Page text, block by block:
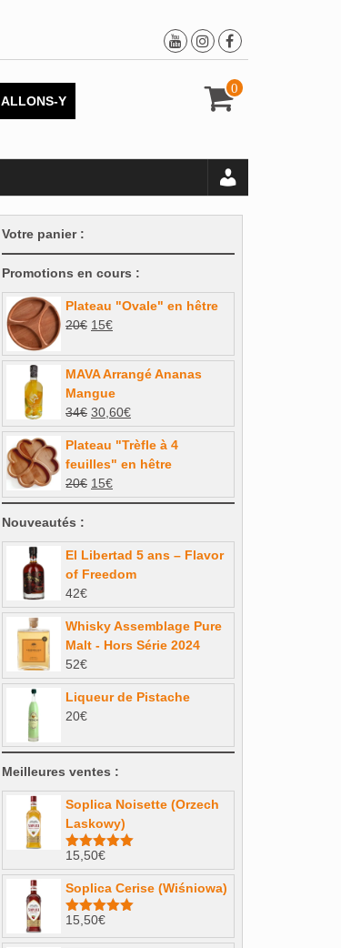
0
ALLONS-Y
Votre panier :
Promotions en cours :
Plateau "Ovale" en hêtre
20€ Le
initial
était :
20€.
15€Le
actuel
est :
15€.
MAVA Arrangé Ananas
Mangue
34€ Le
prix
initial
était :
34€.
30,60€Le
prix
actuel
est :
Plateau "Trèfle à 4
feuilles" en hêtre
20€ Le
prix
était :
20€.
15€Le
prix
est :
15€.
Nouveautés :
El Libertad 5 ans – Flavor
of Freedom
42€
Whisky Assemblage Pure
Malt - Hors Série 2024
52€
Liqueur de Pistache
20€
Meilleures ventes :
Soplica Noisette (Orzech
Laskowy)
Note4.98
sur 5
15,50€
Soplica Cerise (Wiśniowa)
Note5.00
sur 5
15,50€